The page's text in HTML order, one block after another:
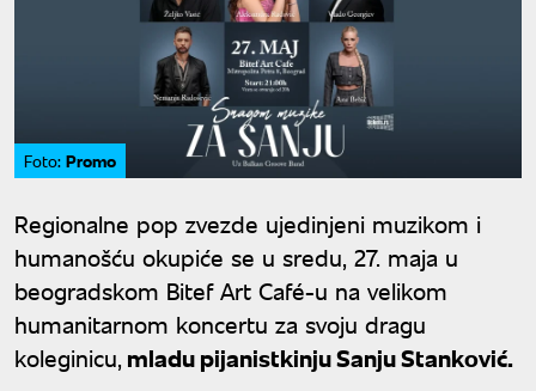
Foto: Promo
Regionalne pop zvezde ujedinjeni muzikom i
humanošću okupiće se u sredu, 27. maja u
beogradskom Bitef Art Café-u na velikom
humanitarnom koncertu za svoju dragu
koleginicu, mladu pijanistkinju Sanju Stanković.